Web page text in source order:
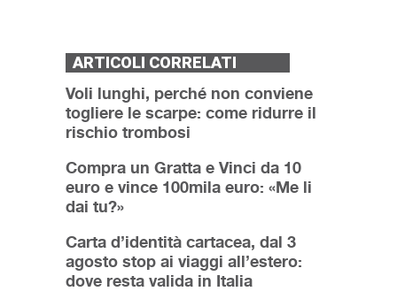
ARTICOLI CORRELATI
Voli lunghi, perché non conviene
togliere le scarpe: come ridurre il
rischio trombosi
Compra un Gratta e Vinci da 10
euro e vince 100mila euro: «Me li
dai tu?»
Carta d’identità cartacea, dal 3
agosto stop ai viaggi all’estero:
dove resta valida in Italia